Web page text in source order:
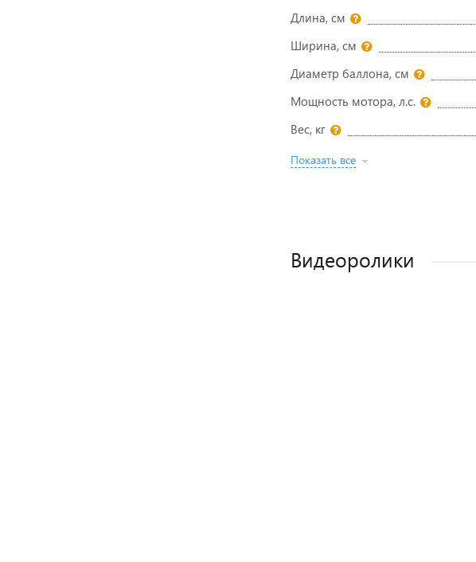
Длина, см
Ширина, см
Диаметр баллона, см
Мощность мотора, л.с.
Вес, кг
Показать все
Видеоролики